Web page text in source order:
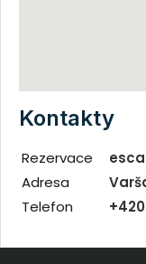
Kontakty
Rezervace
Adresa
Telefon